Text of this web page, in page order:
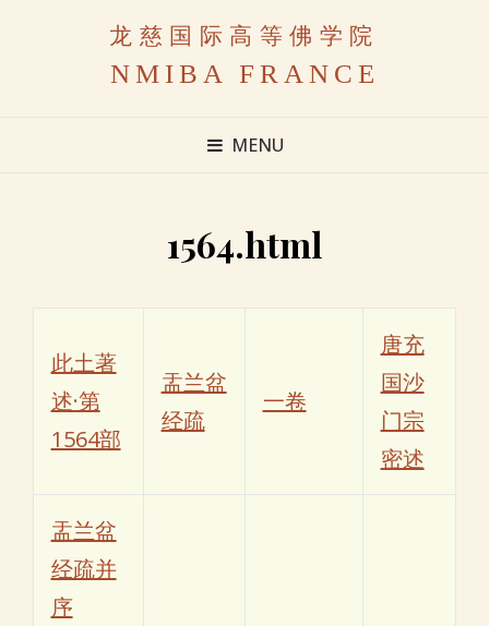
龙慈国际高等佛学院
NMIBA FRANCE
MENU
1564.html
此土著
述·第
1564部
盂兰盆
经疏
一卷
唐充
国沙
门宗
密述
盂兰盆
经疏并
序